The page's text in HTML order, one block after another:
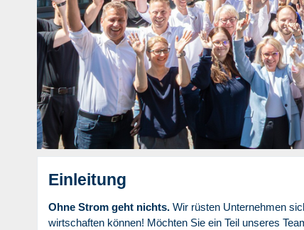
Einleitung
Ohne Strom geht nichts. Wir rüsten Unternehmen
wirtschaften können! Möchten Sie ein Teil unseres